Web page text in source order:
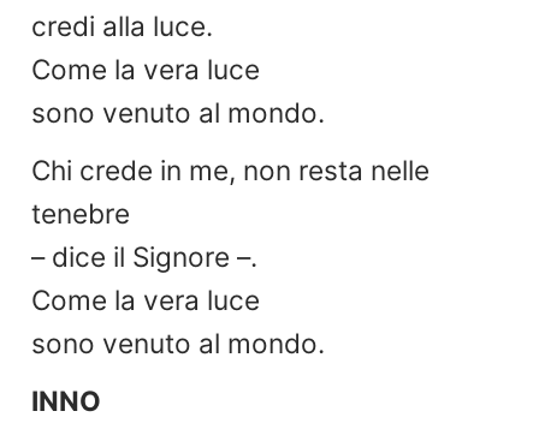
credi alla luce.
Come la vera luce
sono venuto al mondo.
Chi crede in me, non resta nelle
tenebre
– dice il Signore –.
Come la vera luce
sono venuto al mondo.
INNO